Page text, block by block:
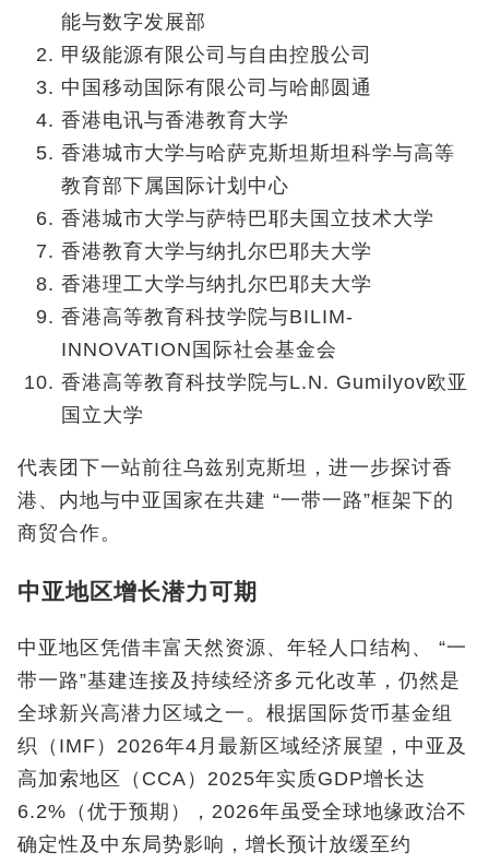
能与数字发展部
甲级能源有限公司与自由控股公司
中国移动国际有限公司与哈邮圆通
香港电讯与香港教育大学
香港城市大学与哈萨克斯坦斯坦科学与高等
教育部下属国际计划中心
香港城市大学与萨特巴耶夫国立技术大学
香港教育大学与纳扎尔巴耶夫大学
香港理工大学与纳扎尔巴耶夫大学
香港高等教育科技学院与BILIM-
INNOVATION国际社会基金会
香港高等教育科技学院与L.N. Gumilyov欧亚
国立大学
代表团下一站前往乌兹别克斯坦，进一步探讨香
港、内地与中亚国家在共建 “一带一路”框架下的
商贸合作。
中亚地区增长潜力可期
中亚地区凭借丰富天然资源、年轻人口结构、 “一
带一路”基建连接及持续经济多元化改革，仍然是
全球新兴高潜力区域之一。根据国际货币基金组
织（IMF）2026年4月最新区域经济展望，中亚及
高加索地区（CCA）2025年实质GDP增长达
6.2%（优于预期），2026年虽受全球地缘政治不
确定性及中东局势影响，增长预计放缓至约